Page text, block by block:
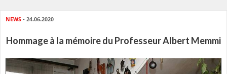
NEWS - 24.06.2020
Hommage à la mémoire du Professeur Albert Memmi